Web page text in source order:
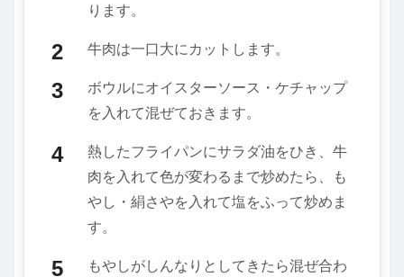
ります。
牛肉は一口大にカットします。
ボウルにオイスターソース・ケチャップ
を入れて混ぜておきます。
熱したフライパンにサラダ油をひき、牛
肉を入れて色が変わるまで炒めたら、も
やし・絹さやを入れて塩をふって炒めま
す。
もやしがしんなりとしてきたら混ぜ合わ